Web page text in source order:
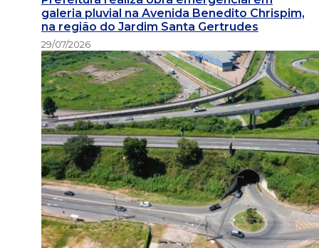
galeria pluvial na Avenida Benedito Chrispim,
na região do Jardim Santa Gertrudes
29/07/2026